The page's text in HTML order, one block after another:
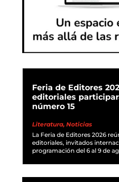
Feria de Editores
editoriales
número 15
Literatura, Noticias
La Feria de Editores 2026
editoriales, invitados
programación del 6 al 9 de